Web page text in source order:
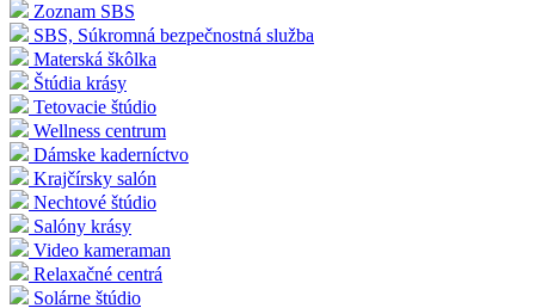
Zoznam SBS
SBS, Súkromná bezpečnostná služba
Materská škôlka
Štúdia krásy
Tetovacie štúdio
Wellness centrum
Dámske kaderníctvo
Krajčírsky salón
Nechtové štúdio
Salóny krásy
Video kameraman
Relaxačné centrá
Solárne štúdio